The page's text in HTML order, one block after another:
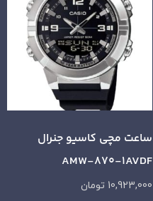
ساعت مچی کاسیو جنرال
AMW-870-1AVDF
10,923,000 تومان